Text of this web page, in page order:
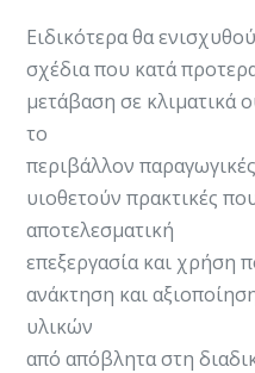
Ειδικότερα θα
σχέδια που κατά
μετάβαση σε κλιματικά
το
περιβάλλον
υιοθετούν πρακτικές
αποτελεσματική
επεξεργασία και χρήση
ανάκτηση και
υλικών
από απόβλητα στη